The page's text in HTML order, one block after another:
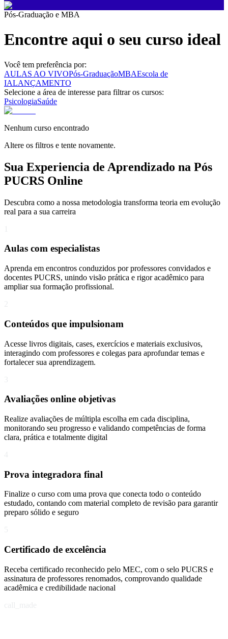
Pós-Graduação e MBA
Encontre aqui o seu curso ideal
Você tem preferência por:
AULAS AO VIVOPós-GraduaçãoMBAEscola de
IALANÇAMENTO
Selecione a área de interesse para filtrar os cursos:
PsicologiaSaúde
Nenhum curso encontrado
Altere os filtros e tente novamente.
Sua Experiencia de Aprendizado na Pós
PUCRS Online
Descubra como a nossa metodologia transforma teoria em evolução
real para a sua carreira​
Aulas com especialistas
Aprenda em encontros conduzidos por professores convidados e
docentes PUCRS, unindo visão prática e rigor acadêmico para
ampliar sua formação profissional.
Conteúdos que impulsionam
Acesse livros digitais, cases, exercícios e materiais exclusivos,
interagindo com professores e colegas para aprofundar temas e
fortalecer sua aprendizagem.
Avaliações online objetivas
Realize avaliações de múltipla escolha em cada disciplina,
monitorando seu progresso e validando competências de forma
clara, prática e totalmente digital
Prova integradora final
Finalize o curso com uma prova que conecta todo o conteúdo
estudado, contando com material completo de revisão para garantir
preparo sólido e seguro
Certificado de excelência
Receba certificado reconhecido pelo MEC, com o selo PUCRS e
assinatura de professores renomados, comprovando qualidade
acadêmica e credibilidade nacional